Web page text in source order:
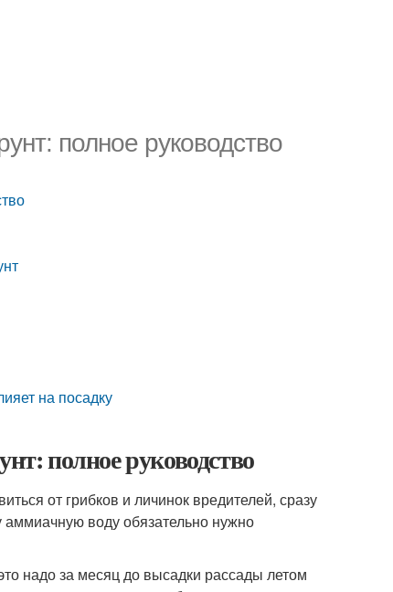
полное руководство
на посадку
полное руководство
от грибков и личинок вредителей, сразу
аммиачную воду обязательно нужно
надо за месяц до высадки рассады летом